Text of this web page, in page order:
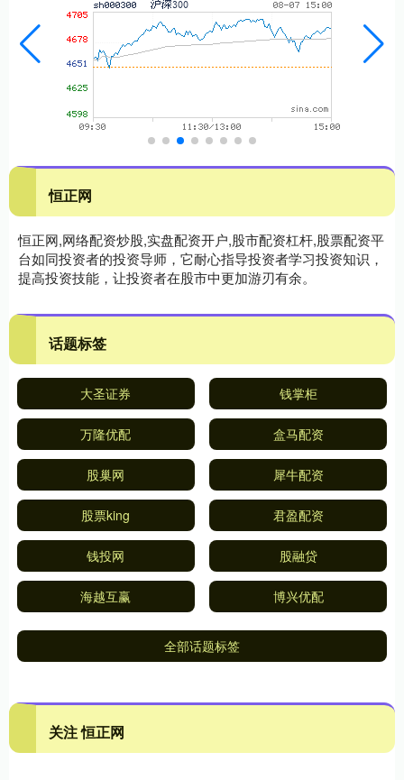
恒正网
恒正网,网络配资炒股,实盘配资开户,股市配资杠杆,股票配资平
台如同投资者的投资导师，它耐心指导投资者学习投资知识，
提高投资技能，让投资者在股市中更加游刃有余。
话题标签
大圣证券 钱掌柜
万隆优配 盒马配资
股巢网 犀牛配资
股票king 君盈配资
钱投网 股融贷
海越互赢 博兴优配
全部话题标签
关注 恒正网